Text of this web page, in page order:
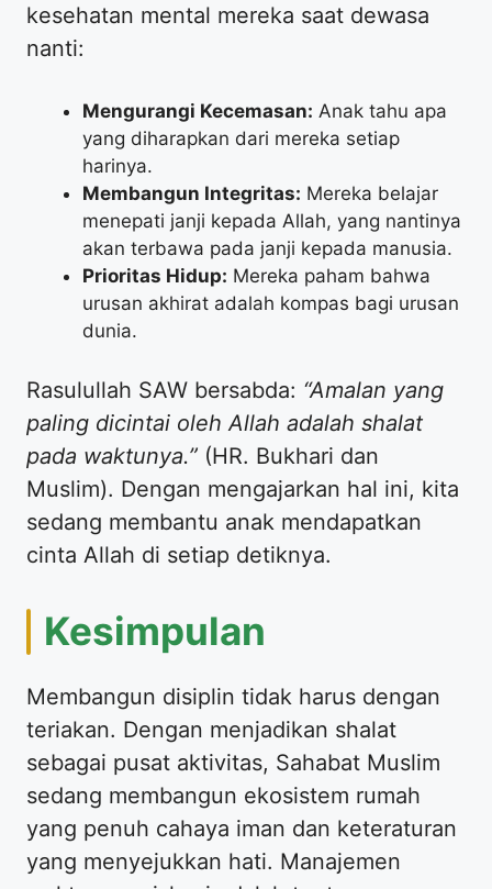
kesehatan mental mereka saat dewasa
nanti:
Mengurangi Kecemasan: Anak tahu apa
yang diharapkan dari mereka setiap
harinya.
Membangun Integritas: Mereka belajar
menepati janji kepada Allah, yang nantinya
akan terbawa pada janji kepada manusia.
Prioritas Hidup: Mereka paham bahwa
urusan akhirat adalah kompas bagi urusan
dunia.
​Rasulullah SAW bersabda: “Amalan yang
paling dicintai oleh Allah adalah shalat
pada waktunya.” (HR. Bukhari dan
Muslim). Dengan mengajarkan hal ini, kita
sedang membantu anak mendapatkan
cinta Allah di setiap detiknya.
​Kesimpulan
​Membangun disiplin tidak harus dengan
teriakan. Dengan menjadikan shalat
sebagai pusat aktivitas, Sahabat Muslim
sedang membangun ekosistem rumah
yang penuh cahaya iman dan keteraturan
yang menyejukkan hati. Manajemen